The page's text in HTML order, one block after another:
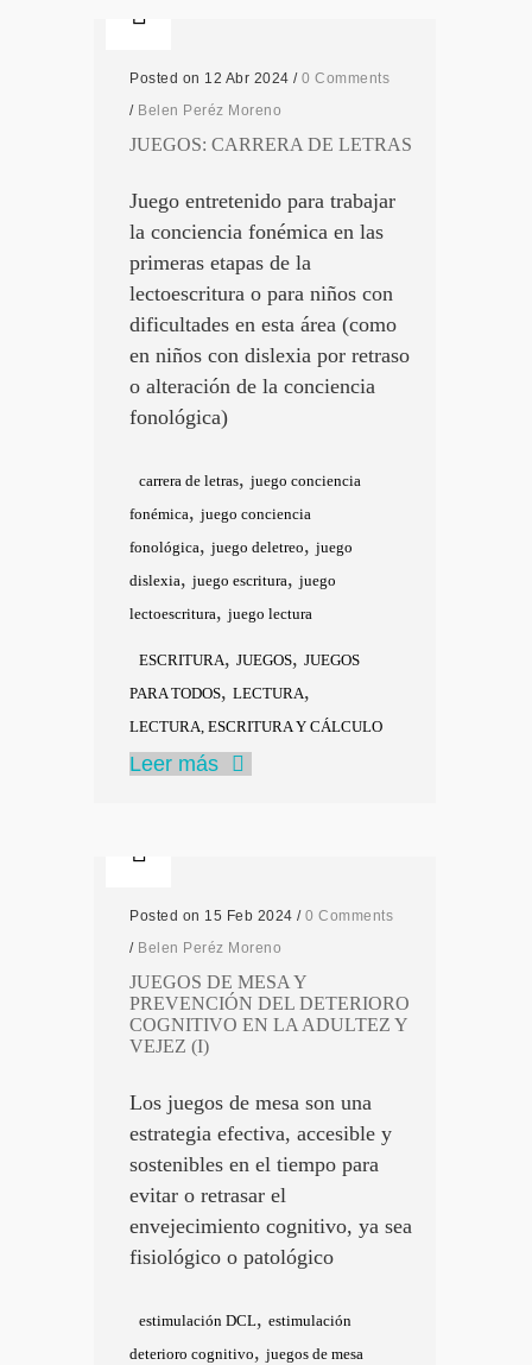
Posted on 12 Abr 2024 / 0 Comments
/ Belen Peréz Moreno
JUEGOS: CARRERA DE LETRAS
Juego entretenido para trabajar
la conciencia fonémica en las
primeras etapas de la
lectoescritura o para niños con
dificultades en esta área (como
en niños con dislexia por retraso
o alteración de la conciencia
fonológica)
carrera de letras, juego conciencia
fonémica, juego conciencia
fonológica, juego deletreo, juego
dislexia, juego escritura, juego
lectoescritura, juego lectura
ESCRITURA, JUEGOS, JUEGOS
PARA TODOS, LECTURA,
LECTURA, ESCRITURA Y CÁLCULO
Leer más
Posted on 15 Feb 2024 / 0 Comments
/ Belen Peréz Moreno
JUEGOS DE MESA Y
PREVENCIÓN DEL DETERIORO
COGNITIVO EN LA ADULTEZ Y
VEJEZ (I)
Los juegos de mesa son una
estrategia efectiva, accesible y
sostenibles en el tiempo para
evitar o retrasar el
envejecimiento cognitivo, ya sea
fisiológico o patológico
estimulación DCL, estimulación
deterioro cognitivo, juegos de mesa